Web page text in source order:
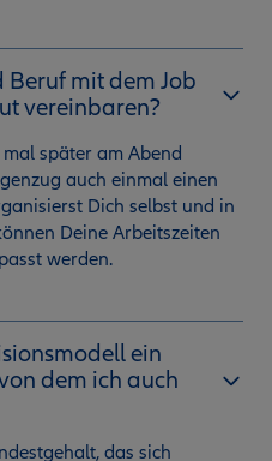
Beruf mit dem Job
vereinbaren?
später am Abend
auch einmal einen
Dich selbst und in
Deine Arbeitszeiten
werden.
ein
dem ich auch
das sich